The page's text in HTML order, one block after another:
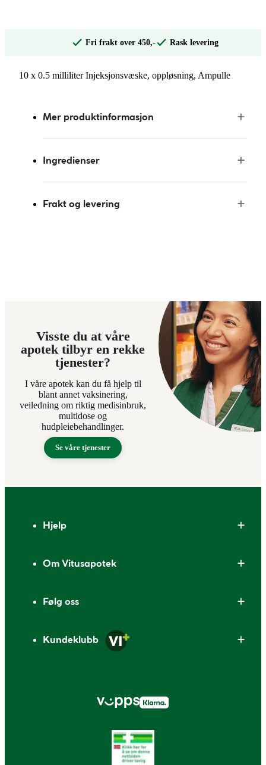
Fri frakt over 450,- Rask levering
10 x 0.5 milliliter Injeksjonsvæske, oppløsning, Ampulle
Mer produktinformasjon
Ingredienser
Frakt og levering
Visste du at våre
apotek tilbyr en rekke
tjenester?
I våre apotek kan du få hjelp til
blant annet vaksinering,
veiledning om riktig medisinbruk,
multidose og
hudpleiebehandlinger.
Se våre tjenester
Hjelp
Om Vitusapotek
Følg oss
Kundeklubb